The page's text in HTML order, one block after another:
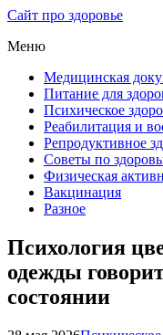
Сайт про здоровье
Меню
Медицинская
Питание для
Психическое
Реабилитация и
Репродуктивное
Советы по
Физическая
Вакцинация
Разное
Психология
одежды
состоянии